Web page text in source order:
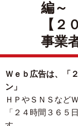
編～
【２
事業
Ｗｅｂ広告は、「
ン」
ＨＰやＳＮＳなど
「２４時間３６５